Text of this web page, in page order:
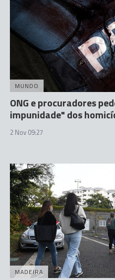
MUNDO
ONG e procuradores
impunidade" dos
2 Nov 09:27
MADEIRA